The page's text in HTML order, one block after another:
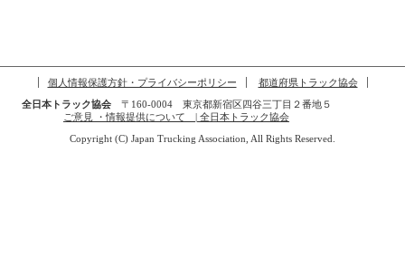
個人情報保護方針・プライバシーポリシー
都道府県トラック協会
全日本トラック協会〒160-0004 東京都新宿区四谷三丁目２番地５
ご意見 ・情報提供について | 全日本トラック協会
Copyright (C) Japan Trucking Association, All Rights Reserved.